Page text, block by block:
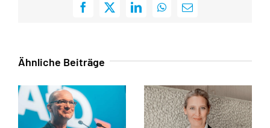
Facebook
X LinkedInWhatsApp
E-
Ähnliche Beiträge